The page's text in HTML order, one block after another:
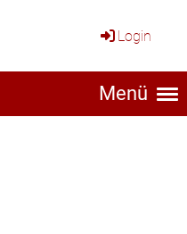
Login
Menü